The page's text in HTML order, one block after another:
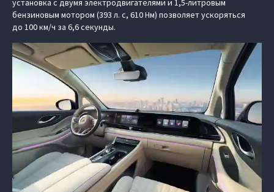
установка с двумя электродвигателями и 1,5-литровым
бензиновым мотором (393 л. с, 610 Нм) позволяет ускоряться
до 100 км/ч за 6,6 секунды.